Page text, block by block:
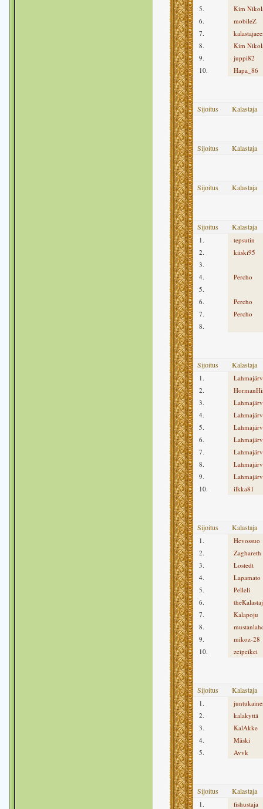
5.
Kim
6.
mobileZ
7.
8.
Kim
9.
juppi82
10.
Hapa_86
Sijoitus Kalastaja
Sijoitus Kalastaja
Sijoitus Kalastaja
Sijoitus Kalastaja
1.
tepsutin
2.
kiiski95
3.
4.
Percho
5.
6.
Percho
7.
Percho
8.
Sijoitus Kalastaja
1.
2.
3.
4.
5.
6.
7.
8.
9.
10.
ilkka81
Sijoitus Kalastaja
1.
Hevossuo
2.
Zaghareth
3.
Lostedt
4.
Lapamato
5.
Pelleli
6.
7.
Kalapoju
8.
9.
mikoz-28
10.
zeipeikei
Sijoitus Kalastaja
1.
2.
kalakyttä
3.
KalAkke
4.
Mäski
5.
Avvk
Sijoitus Kalastaja
1.
fishustaja